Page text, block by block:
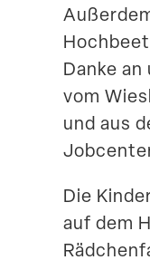
Danke
vom
und aus
Die
auf dem